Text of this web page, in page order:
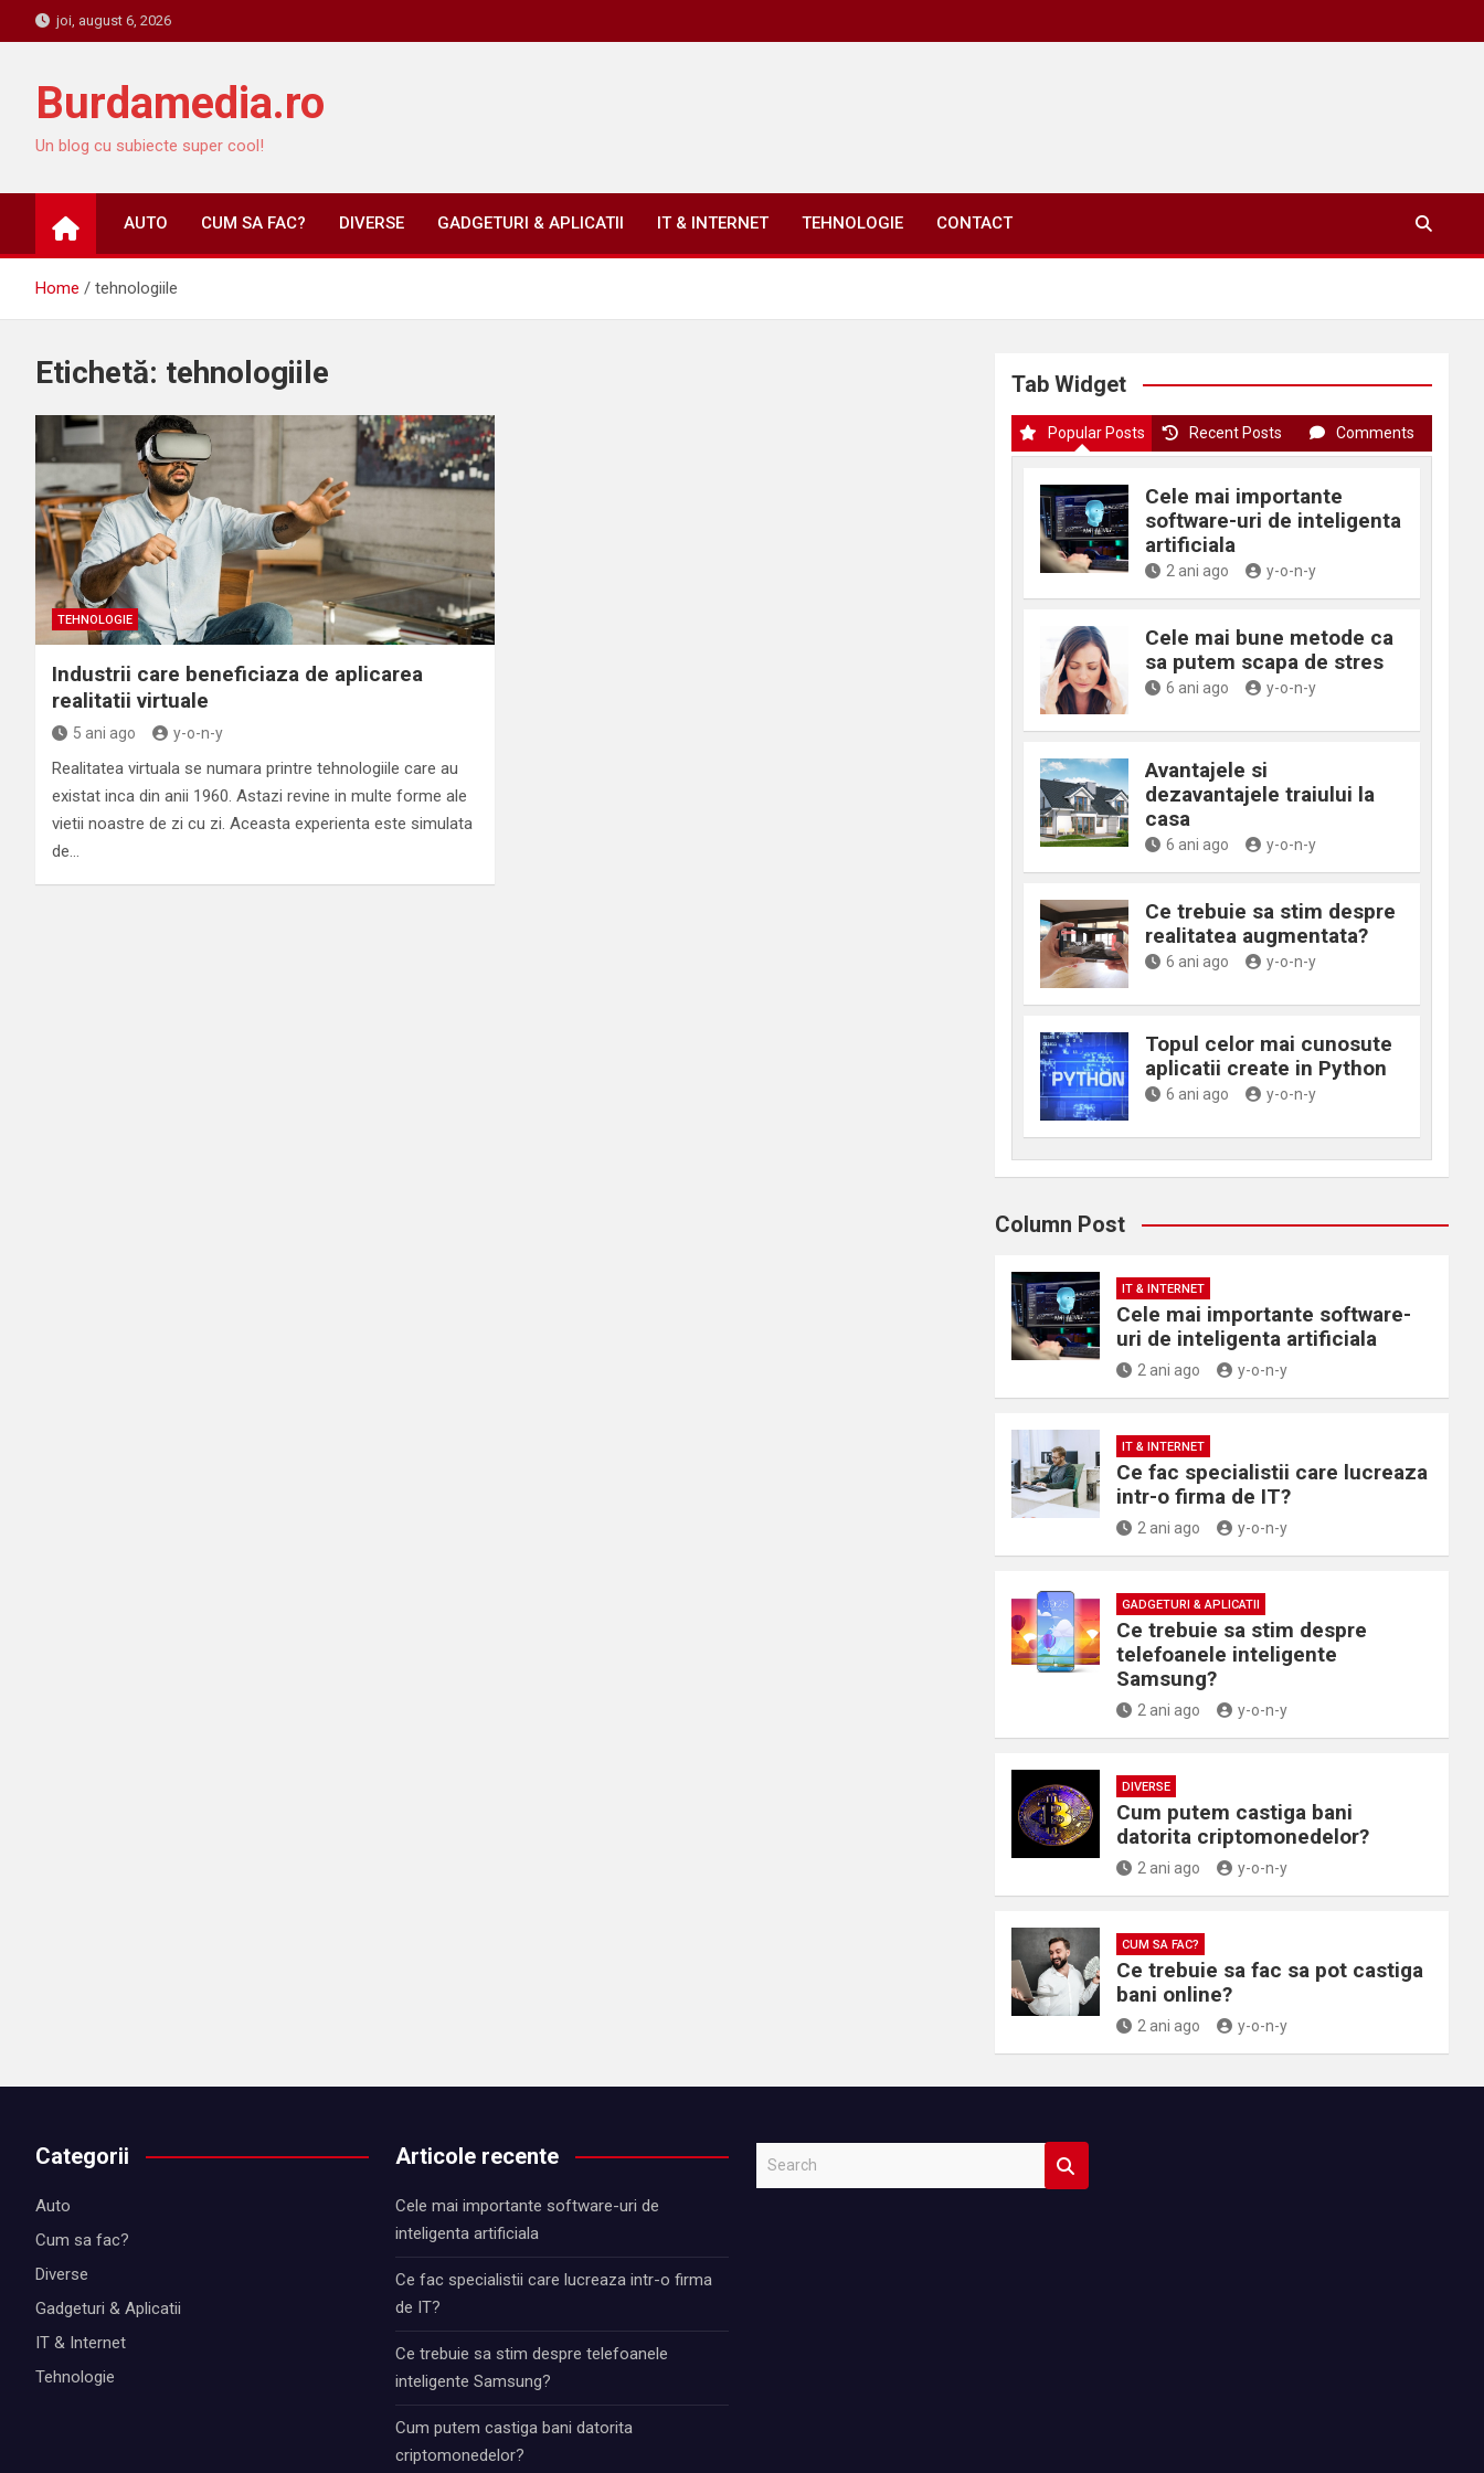
to
joi, august 6, 2026
Burdamedia.ro
Un blog cu subiecte super cool!
AUTO CUM SA FAC? DIVERSE GADGETURI & APLICATII IT & INTERNET TEHNOLOGIE CONTACT
Home tehnologiile
Etichetă: tehnologiile
TEHNOLOGIE
Industrii care beneficiaza de aplicarea
realitatii virtuale
5 ani ago y-o-n-y
Realitatea virtuala se numara printre tehnologiile care au
existat inca din anii 1960. Astazi revine in multe forme ale
vietii noastre de zi cu zi. Aceasta experienta este simulata
de…
Tab Widget
Popular Posts Recent Posts Comments
Cele mai importante
software-uri de inteligenta
artificiala
2 ani ago y-o-n-y
Cele mai bune metode ca
sa putem scapa de stres
6 ani ago y-o-n-y
Avantajele si
dezavantajele traiului la
casa
6 ani ago y-o-n-y
Ce trebuie sa stim despre
realitatea augmentata?
6 ani ago y-o-n-y
Topul celor mai cunosute
aplicatii create in Python
6 ani ago y-o-n-y
Column Post
IT & INTERNET
Cele mai importante software-
uri de inteligenta artificiala
2 ani ago y-o-n-y
IT & INTERNET
Ce fac specialistii care lucreaza
intr-o firma de IT?
2 ani ago y-o-n-y
GADGETURI & APLICATII
Ce trebuie sa stim despre
telefoanele inteligente
Samsung?
2 ani ago y-o-n-y
DIVERSE
Cum putem castiga bani
datorita criptomonedelor?
2 ani ago y-o-n-y
CUM SA FAC?
Ce trebuie sa fac sa pot castiga
bani online?
2 ani ago y-o-n-y
Categorii
Auto
Cum sa fac?
Diverse
Gadgeturi & Aplicatii
IT & Internet
Tehnologie
Articole recente
Cele mai importante software-uri de
inteligenta artificiala
Ce fac specialistii care lucreaza intr-o firma
de IT?
Ce trebuie sa stim despre telefoanele
inteligente Samsung?
Cum putem castiga bani datorita
criptomonedelor?